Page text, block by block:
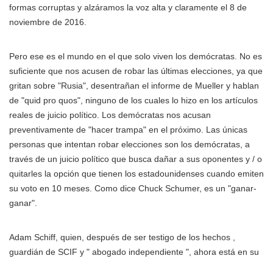
formas corruptas y alzáramos la voz alta y claramente el 8 de
noviembre de 2016.
Pero ese es el mundo en el que solo viven los demócratas. No es
suficiente que nos acusen de robar las últimas elecciones, ya que
gritan sobre "Rusia", desentrañan el informe de Mueller y hablan
de "quid pro quos", ninguno de los cuales lo hizo en los artículos
reales de juicio político. Los demócratas nos acusan
preventivamente de "hacer trampa" en el próximo. Las únicas
personas que intentan robar elecciones son los demócratas, a
través de un juicio político que busca dañar a sus oponentes y / o
quitarles la opción que tienen los estadounidenses cuando emiten
su voto en 10 meses. Como dice Chuck Schumer, es un "ganar-
ganar".
Adam Schiff, quien, después de ser testigo de los hechos ,
guardián de SCIF y " abogado independiente ", ahora está en su